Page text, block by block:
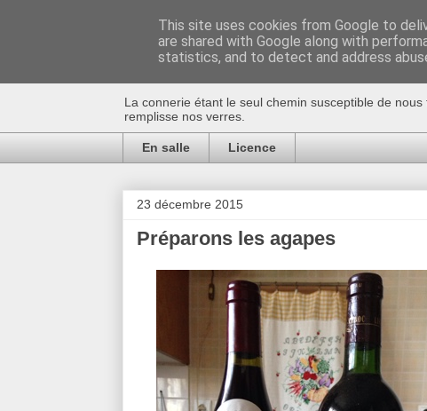
Au bistro !
La connerie étant le seul chemin susceptible de
remplisse nos verres.
En salle Licence
23 décembre 2015
Préparons les agapes
This site uses cookies from Google to
are shared with Google along with
statistics, and to detect and address